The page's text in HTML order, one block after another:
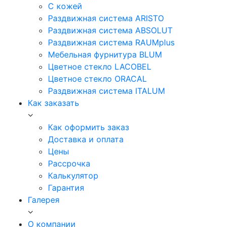
С кожей
Раздвижная система ARISTO
Раздвижная система ABSOLUT
Раздвижная система RAUMplus
Мебельная фурнитура BLUM
Цветное стекло LACOBEL
Цветное стекло ORACAL
Раздвижная система ITALUM
Как заказать
Как оформить заказ
Доставка и оплата
Цены
Рассрочка
Калькулятор
Гарантия
Галерея
О компании